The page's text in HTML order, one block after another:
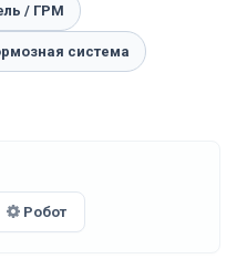
/ ГРМ
система
Робот